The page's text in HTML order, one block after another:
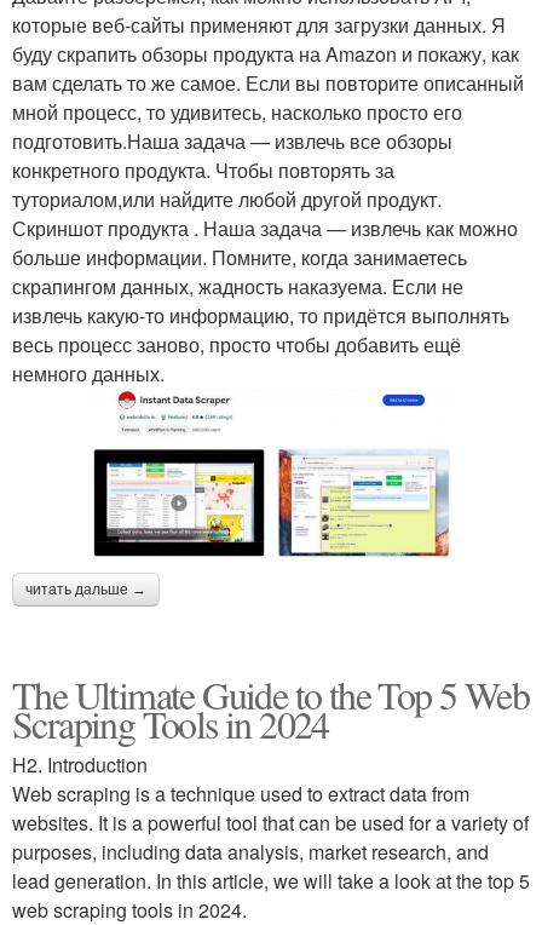
которые веб-сайты применяют для загрузки данных. Я
буду скрапить обзоры продукта на Amazon и покажу, как
вам сделать то же самое. Если вы повторите описанный
мной процесс, то удивитесь, насколько просто его
подготовить.Наша задача — извлечь все обзоры
конкретного продукта. Чтобы повторять за
туториалом,или найдите любой другой продукт.
Скриншот продукта . Наша задача — извлечь как можно
больше информации. Помните, когда занимаетесь
скрапингом данных, жадность наказуема. Если не
извлечь какую-то информацию, то придётся выполнять
весь процесс заново, просто чтобы добавить ещё
немного данных.
читать дальше →
The Ultimate Guide to the Top 5 Web
Scraping Tools in 2024
H2. Introduction
Web scraping is a technique used to extract data from
websites. It is a powerful tool that can be used for a variety of
purposes, including data analysis, market research, and
lead generation. In this article, we will take a look at the top 5
web scraping tools in 2024.